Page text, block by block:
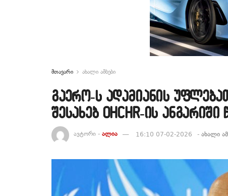
მთავარი ახალი ამბები
გაერო-ს ადამიანის
შესახებ OHCHR-ის
ავტორი - ალია 16:10 07-02-2026 - ახალი